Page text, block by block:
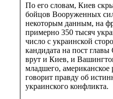
По его словам, Киев
бойцов Вооруженных
некоторым данным, на
примерно 350 тысяч
число с украинской
кандидата на пост
врут и Киев, и
младшего, американское
говорит правду об
украинского конфликта.